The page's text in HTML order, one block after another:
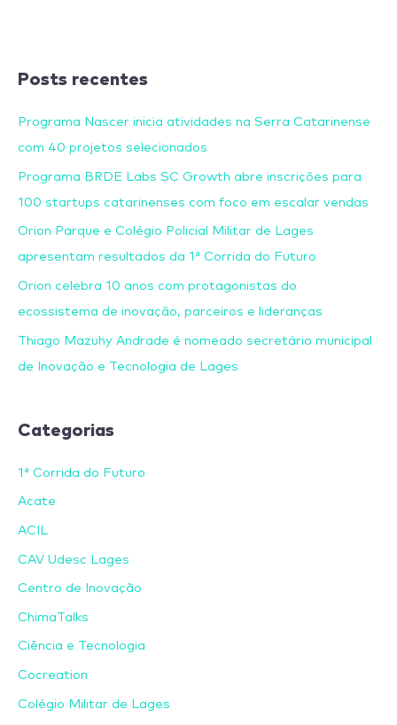
Posts recentes
Programa Nascer inicia atividades na Serra Catarinense
com 40 projetos selecionados
Programa BRDE Labs SC Growth abre inscrições para
100 startups catarinenses com foco em escalar vendas
Orion Parque e Colégio Policial Militar de Lages
apresentam resultados da 1ª Corrida do Futuro
Orion celebra 10 anos com protagonistas do
ecossistema de inovação, parceiros e lideranças
Thiago Mazuhy Andrade é nomeado secretário municipal
de Inovação e Tecnologia de Lages
Categorias
1ª Corrida do Futuro
Acate
ACIL
CAV Udesc Lages
Centro de Inovação
ChimaTalks
Ciência e Tecnologia
Cocreation
Colégio Militar de Lages